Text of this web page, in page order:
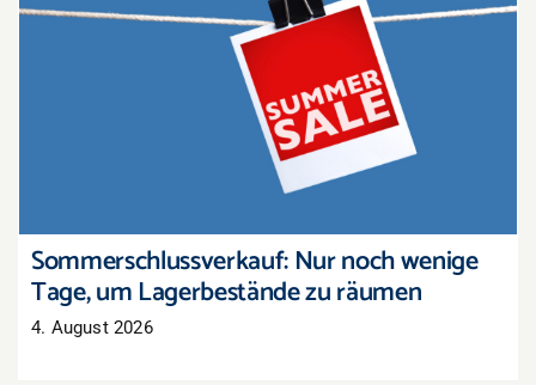
Sommerschlussverkauf: Nur noch wenige Tage,
um Lagerbestände zu räumen
Sommerschlussverkauf: Nur noch wenige
Tage, um Lagerbestände zu räumen
4. August 2026